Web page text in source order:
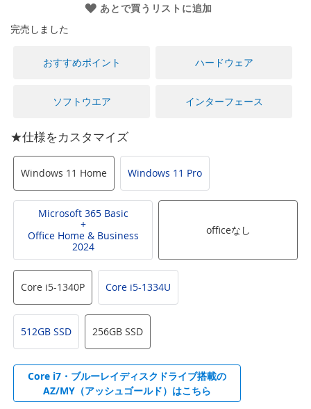
初
に
あとで買うリストに追加
完売しました
おすすめポイント ハードウェア
ソフトウエア インターフェース
★仕様をカスタマイズ
Windows 11 Home Windows 11 Pro
Microsoft 365 Basic
+
Office Home & Business
2024
officeなし
Core i5-1340P Core i5-1334U
512GB SSD 256GB SSD
Core i7・ブルーレイディスクドライブ搭載の
AZ/MY（アッシュゴールド）はこちら